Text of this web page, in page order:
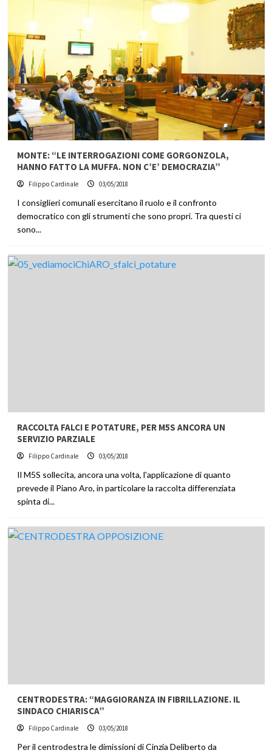
MONTE: “LE INTERROGAZIONI COME GORGONZOLA,
HANNO FATTO LA MUFFA. NON C’E’ DEMOCRAZIA”
Filippo Cardinale 03/05/2018
I consiglieri comunali esercitano il ruolo e il confronto
democratico con gli strumenti che sono propri. Tra questi ci
sono...
RACCOLTA FALCI E POTATURE, PER M5S ANCORA UN
SERVIZIO PARZIALE
Filippo Cardinale 03/05/2018
Il M5S sollecita, ancora una volta, l'applicazione di quanto
prevede il Piano Aro, in particolare la raccolta differenziata
spinta di...
CENTRODESTRA: “MAGGIORANZA IN FIBRILLAZIONE. IL
SINDACO CHIARISCA”
Filippo Cardinale 03/05/2018
Per il centrodestra le dimissioni di Cinzia Deliberto da